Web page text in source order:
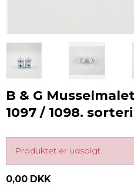
B & G
1097 / 1098.
Produktet er udsolgt.
0,00 DKK